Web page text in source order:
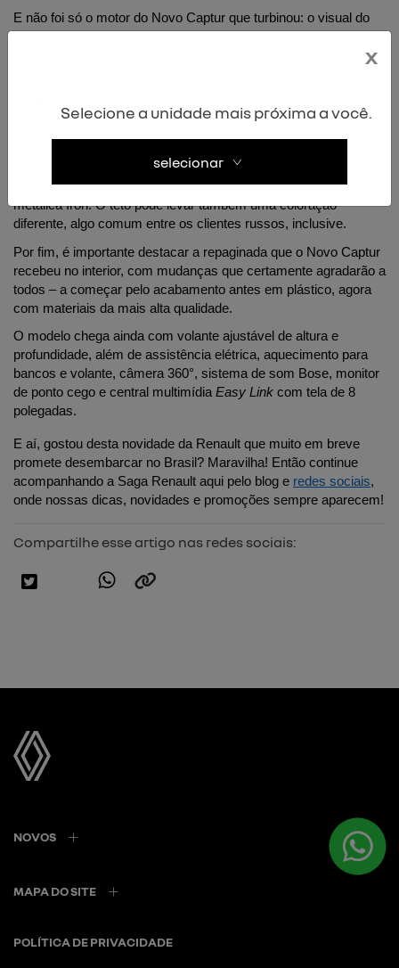
E não foi só o motor do Novo Captur que turbinou: o visual do
agora duas cores, enquanto os faróis foram modificados
internamente, passando a utilizar a iluminação em LED.
Para completar a série de valorizações no visual que o Novo
Captur teve, há nesta versão uma nova cor disponível: a azul
metálica Iron. O teto pode levar também uma coloração
diferente, algo comum entre os clientes russos, inclusive.
Por fim, é importante destacar a repaginada que o Novo Captur
recebeu no interior, com mudanças que certamente agradarão a
todos – a começar pelo acabamento antes em plástico, agora
com materiais da mais alta qualidade.
O modelo chega ainda com volante ajustável de altura e
profundidade, além de assistência elétrica, aquecimento para
bancos e volante, câmera 360°, sistema de som Bose, monitor
de ponto cego e central multimídia Easy Link com tela de 8
polegadas.
E aí, gostou desta novidade da Renault que muito em breve
promete desembarcar no Brasil? Maravilha! Então continue
acompanhando a Saga Renault aqui pelo blog e redes sociais,
onde nossas dicas, novidades e promoções sempre aparecem!
Compartilhe esse artigo nas redes sociais:
NOVOS
MAPA DO SITE
POLÍTICA DE PRIVACIDADE
x
Selecione a unidade mais próxima a você.
selecionar